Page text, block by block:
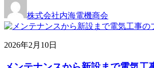
株式会社内海電機商会
2026年2月10日